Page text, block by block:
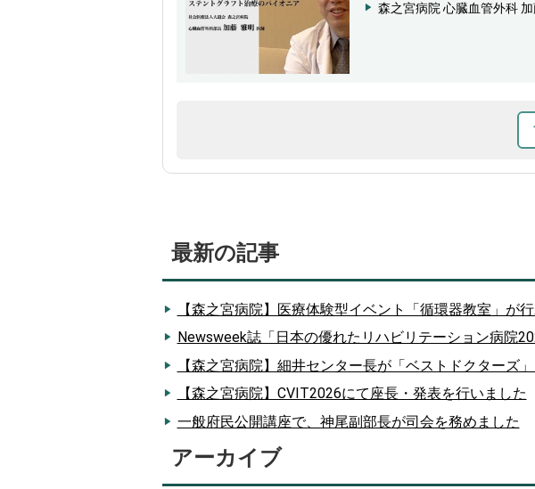
森之宮病院 心臓血管外科
最新の記事
【森之宮病院】医療体験型イベント「循環器教室」が
Newsweek誌「日本の優れたリハビリテーション病院
【森之宮病院】細井センター長が「ベストドクターズ
【森之宮病院】CVIT2026にて座長・発表を行いました
一般府民公開講座で、神尾副部長が司会を務めました
アーカイブ